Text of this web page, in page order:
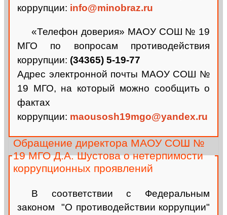
коррупции: info@minobraz.ru
«Телефон доверия» МАОУ СОШ № 19
МГО по вопросам противодействия
коррупции: (34365) 5-19-77
Адрес электронной почты МАОУ СОШ №
19 МГО, на который можно сообщить о
фактах
коррупции: maousosh19mgo@yandex.ru
Обращение директора МАОУ СОШ №
19 МГО Д.А. Шустова о нетерпимости
коррупционных проявлений
В соответствии с Федеральным
законом "О противодействии коррупции"